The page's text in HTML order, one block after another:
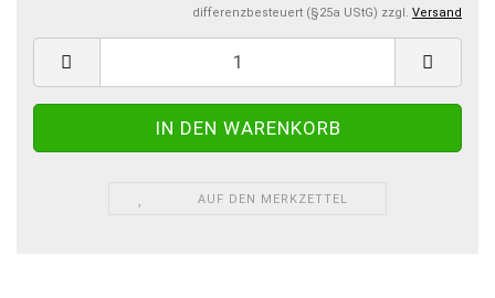
differenzbesteuert (§25a UStG) zzgl. Versand
AUF DEN MERKZETTEL